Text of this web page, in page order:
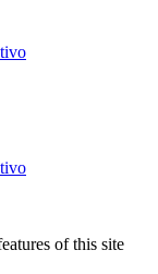
of this site